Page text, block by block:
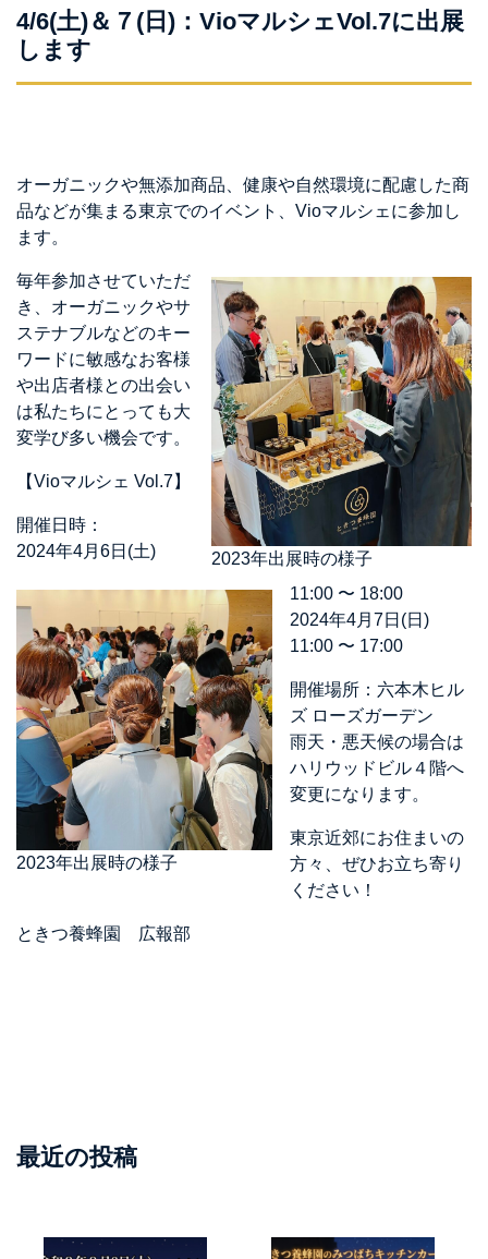
4/6(土)＆７(日)：VioマルシェVol.7に出展
します
オーガニックや無添加商品、健康や自然環境に配慮した商
品などが集まる東京でのイベント、Vioマルシェに参加し
ます。
2023年出展時の様子
毎年参加させていただ
き、オーガニックやサ
ステナブルなどのキー
ワードに敏感なお客様
や出店者様との出会い
は私たちにとっても大
変学び多い機会です。
2023年出展時の様子
【Vioマルシェ Vol.7】
開催日時：
2024年4月6日(土)
11:00 〜 18:00
2024年4月7日(日)
11:00 〜 17:00
開催場所：六本木ヒル
ズ ローズガーデン
雨天・悪天候の場合は
ハリウッドビル４階へ
変更になります。
東京近郊にお住まいの
方々、ぜひお立ち寄り
ください！
ときつ養蜂園 広報部
最近の投稿